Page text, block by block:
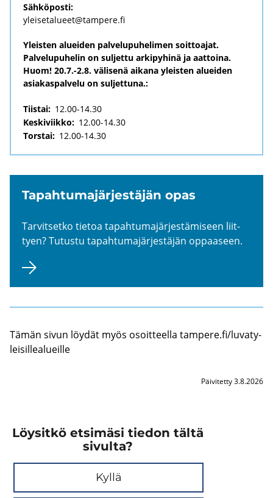
Säh­kö­pos­ti:
ylei­se­ta­lu­eet@tam­pe­re.fi
Yleisten alueiden palvelupuhelimen soittoajat.
Palvelupuhelin on suljettu arkipyhinä ja aattoina.
Huom! 20.7.-2.8. välisenä aikana yleisten alueiden
asiakaspalvelu on suljettuna.:
Tiistai: 12.00-14.30
Keskiviikko: 12.00-14.30
Torstai: 12.00-14.30
Ta­pah­tu­ma­jär­jes­tä­jän opas
Tar­vit­set­ko tie­toa ta­pah­tu­ma­jär­jes­tä­mi­seen liit­
tyen? Tu­tus­tu ta­pah­tu­ma­jär­jes­tä­jän op­paa­seen.
Tämän sivun löy­dät myös osoit­teel­la tam­pe­re.fi/lu­va­ty­
lei­sil­lea­lueil­le
Päivitetty 3.8.2026
Löysitkö etsimäsi tiedon tältä
sivulta?
Kyllä